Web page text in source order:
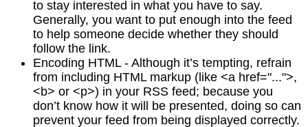
to stay interested in what you have to say.
Generally, you want to put enough into the feed
to help someone decide whether they should
follow the link.
Encoding HTML - Although it’s tempting, refrain
from including HTML markup (like <a href="...">,
<b> or <p>) in your RSS feed; because you
don’t know how it will be presented, doing so can
prevent your feed from being displayed correctly.